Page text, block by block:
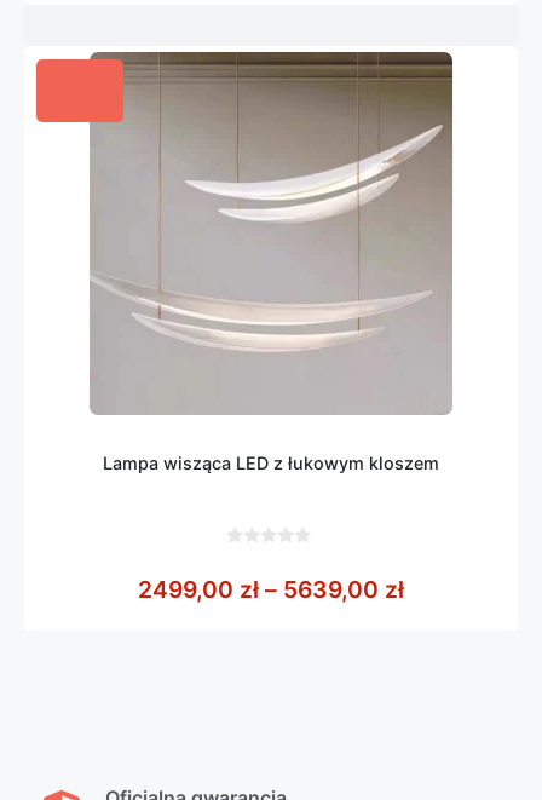
Lampa wisząca LED z łukowym kloszem
5
2499,00 zł – 5639,00 złZakres cen: